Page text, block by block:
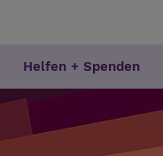
Helfen + Spenden